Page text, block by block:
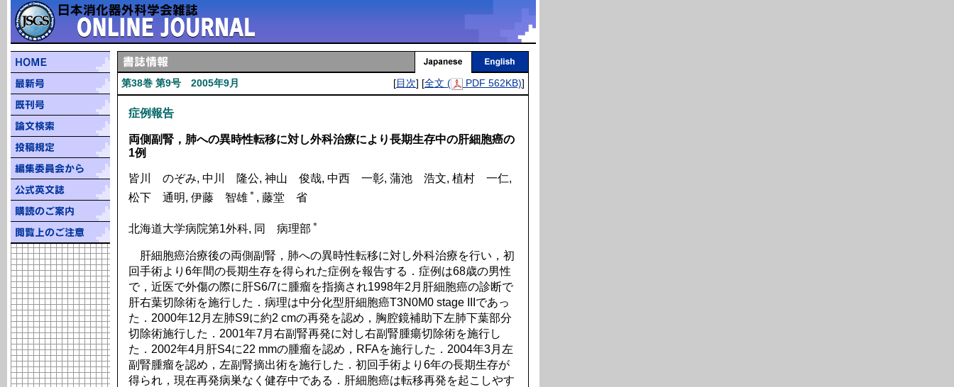
第38巻 第9号 2005年9月 [目次] [全文 ( PDF 562KB)]
症例報告
両側副腎，肺への異時性転移に対し外科治療により長期生存中の肝細胞癌の
1例
皆川 のぞみ, 中川 隆公, 神山 俊哉, 中西 一彰, 蒲池 浩文, 植村 一仁,
松下 通明, 伊藤 智雄 ＊ , 藤堂 省
北海道大学病院第1外科, 同 病理部 ＊
肝細胞癌治療後の両側副腎，肺への異時性転移に対し外科治療を行い，初
回手術より6年間の長期生存を得られた症例を報告する．症例は68歳の男性
で，近医で外傷の際に肝S6/7に腫瘤を指摘され1998年2月肝細胞癌の診断で
肝右葉切除術を施行した．病理は中分化型肝細胞癌T3N0M0 stage IIIであっ
た．2000年12月左肺S9に約2 cmの再発を認め，胸腔鏡補助下左肺下葉部分
切除術施行した．2001年7月右副腎再発に対し右副腎腫瘍切除術を施行し
た．2002年4月肝S4に22 mmの腫瘤を認め，RFAを施行した．2004年3月左
副腎腫瘤を認め，左副腎摘出術を施行した．初回手術より6年の長期生存が
得られ，現在再発病巣なく健存中である．肝細胞癌は転移再発を起こしやす